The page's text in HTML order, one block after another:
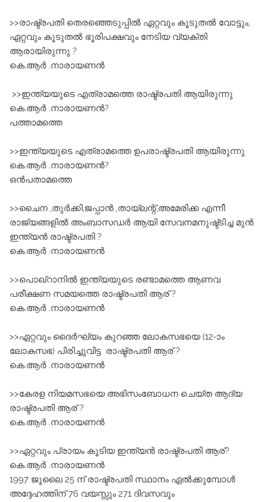
>>രാഷ്ട്രപതി തെരഞ്ഞെടുപ്പില്‍ ഏറ്റവും കൂടുതല്‍ വോട്ടും,
ഏറ്റവും കൂടുതല്‍ ഭൂരിപക്ഷവും നേടിയ വ്യക്തി
ആരായിരുന്നു ?
കെ.ആർ .നാരായണൻ
>>ഇന്ത്യയുടെ എത്രാമത്തെ രാഷ്ട്രപതി ആയിരുന്നു
കെ.ആർ .നാരായണൻ?
പത്താമത്തെ
>>ഇന്ത്യയുടെ എത്രാമത്തെ ഉപരാഷ്ട്രപതി ആയിരുന്നു
കെ.ആർ .നാരായണൻ?
ഒൻപതാമത്തെ
>>ചൈന ,തുർക്കി,ജപ്പാൻ ,തായ്‌ലന്റ്,അമേരിക്ക എന്നീ
രാജ്യങ്ങളിൽ അംബാസഡർ ആയി സേവനമനുഷ്ട്ടിച്ച മുൻ
ഇന്ത്യൻ രാഷ്ട്രപതി ?
കെ.ആർ .നാരായണൻ
>>പൊഖ്റാനില്‍ ഇന്ത്യയുടെ രണ്ടാമത്തെ ആണവ
പരീക്ഷണ സമയത്തെ രാഷ്ട്രപതി ആര് ?
കെ.ആർ .നാരായണൻ
>>ഏറ്റവും ദൈര്‍ഘ്യം കുറഞ്ഞ ലോകസഭയെ (12-ാം
ലോകസഭ) പിരിച്ചുവിട്ട രാഷ്ട്രപതി ആര് ?
കെ.ആർ .നാരായണൻ
>>കേരള നിയമസഭയെ അഭിസംബോധന ചെയ്ത ആദ്യ
രാഷ്ട്രപതി ആര് ?
കെ.ആർ .നാരായണൻ
>>ഏറ്റവും പ്രായം കൂടിയ ഇന്ത്യന്‍ രാഷ്ട്രപതി ആര്?
കെ.ആർ .നാരായണൻ
1997 ജൂലൈ 25 ന്‌ രാഷ്ട്രപതി സ്ഥാനം ഏൽക്കുമ്പോൾ
അദ്ദേഹത്തിന്‌ 76 വയസ്സും 271 ദിവസവും